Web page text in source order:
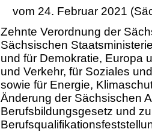
vom 24. Februar 2021
Zehnte Verordnung der
Sächsischen
und für Demokratie, Europa
und Verkehr, für Soziales
sowie für Energie,
Änderung der Sächsischen
Berufsbildungsgesetz und